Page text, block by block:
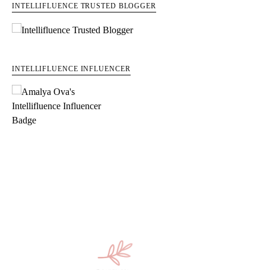
INTELLIFLUENCE TRUSTED BLOGGER
INTELLIFLUENCE INFLUENCER